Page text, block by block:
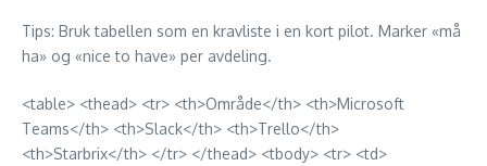
Tips: Bruk tabellen som en kravliste i en kort pilot. Marker «må
ha» og «nice to have» per avdeling.
<table> <thead> <tr> <th>Område</th> <th>Microsoft
Teams</th> <th>Slack</th> <th>Trello</th>
<th>Starbrix</th> </tr> </thead> <tbody> <tr> <td>